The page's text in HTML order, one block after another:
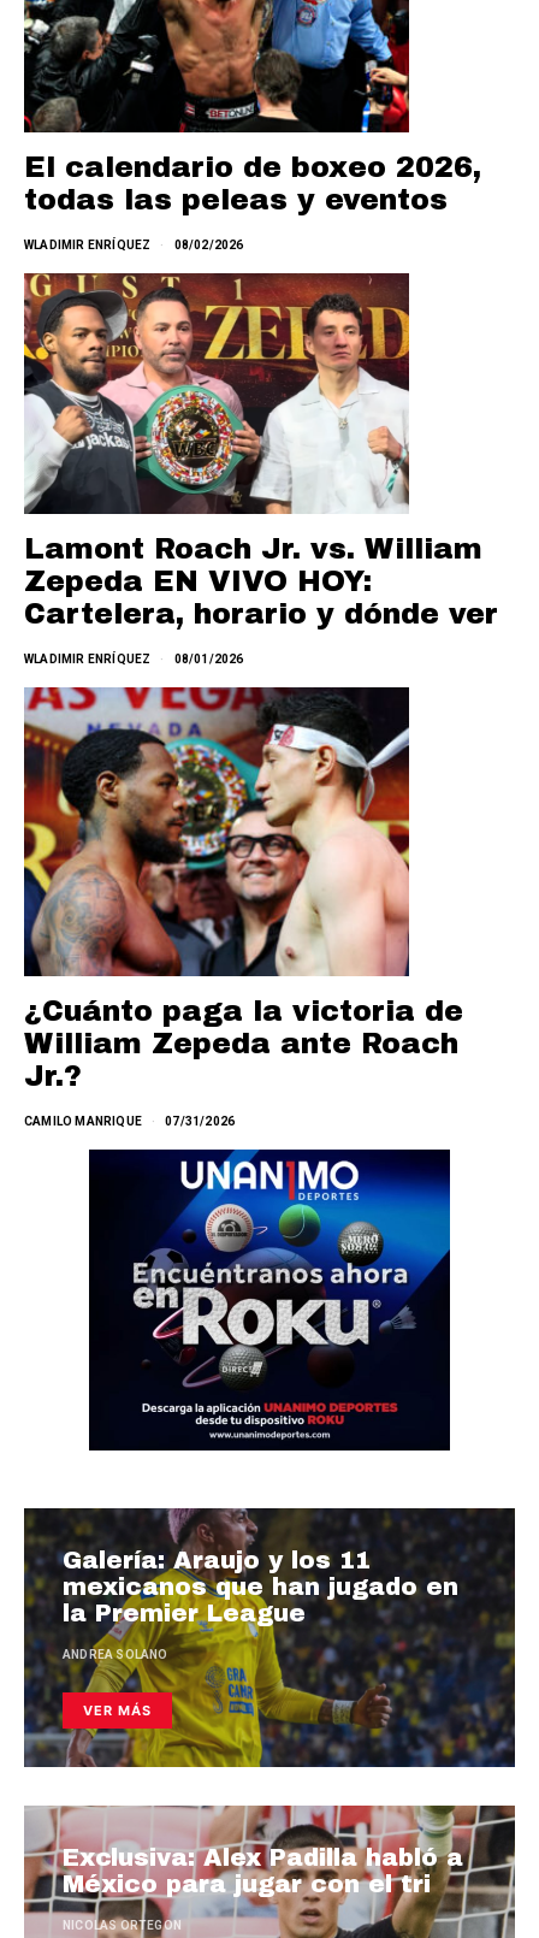
El calendario de boxeo 2026,
todas las peleas y eventos
WLADIMIR ENRÍQUEZ 08/02/2026
Lamont Roach Jr. vs. William
Zepeda EN VIVO HOY:
Cartelera, horario y dónde ver
WLADIMIR ENRÍQUEZ 08/01/2026
¿Cuánto paga la victoria de
William Zepeda ante Roach
Jr.?
CAMILO MANRIQUE 07/31/2026
Galería: Araujo y los 11
mexicanos que han jugado en
la Premier League
ANDREA SOLANO
VER MÁS
Exclusiva: Alex Padilla habló a
México para jugar con el tri
NICOLAS ORTEGON